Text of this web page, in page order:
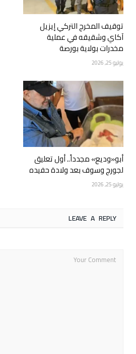
توقيف المخرج التركي إيزيل
آكاي وشقيقه في عملية
مخدرات بولاية بورصة
يوليو 25, 2026
أبو«وديع» مجدداً.. أول تعليق
لجورج وسوف بعد ولادة حفيده
يوليو 25, 2026
LEAVE A REPLY